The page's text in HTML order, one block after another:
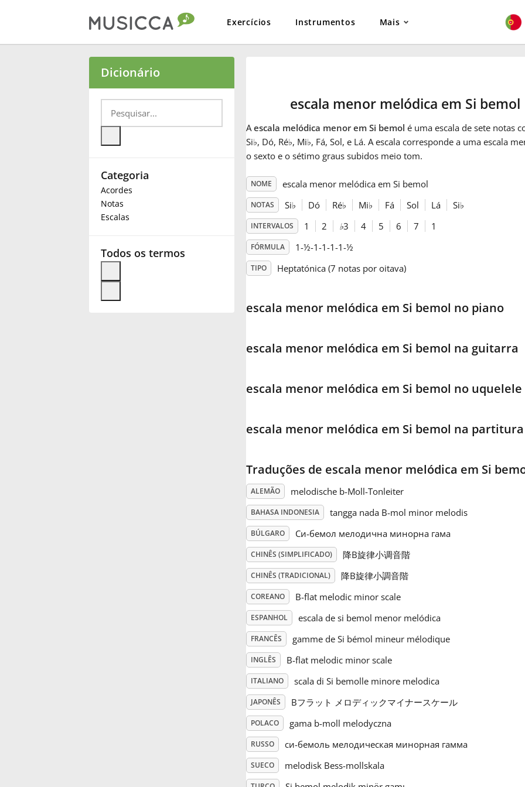
Exercícios Instrumentos Mais
Български
Deutsch
Français
Dicionário
Categoria
Acordes
Notas
Escalas
Todos os termos
escala menor melódica em Si bemol
Aescala melódica menor em Si bemol é uma escala de sete notas
Si♭, Dó, Ré♭, Mi♭, Fá, Sol, e Lá. A escala corresponde a uma escala
o sexto e o sétimo graus subidos meio tom.
NOME escala menor melódica em Si bemol
NOTAS Si♭ Dó Ré♭ Mi♭ Fá Sol Lá Si♭
INTERVALOS 1 2 ♭3 4 5 6 7 1
FÓRMULA 1-½-1-1-1-1-½
TIPO Heptatónica (7 notas por oitava)
escala menor melódica em Si bemol no piano
escala menor melódica em Si bemol na guitarra
escala menor melódica em Si bemol no uquelele
escala menor melódica em Si bemol na partitura
Traduções de escala menor melódica em Si
ALEMÃO melodische b-Moll-Tonleiter
BAHASA INDONESIA tangga nada B-mol minor melodis
BÚLGARO Си-бемол мелодична минорна гама
CHINÊS (SIMPLIFICADO) 降B旋律小调音階
CHINÊS (TRADICIONAL) 降B旋律小調音階
COREANO B-flat melodic minor scale
ESPANHOL escala de si bemol menor melódica
FRANCÊS gamme de Si bémol mineur mélodique
INGLÊS B-flat melodic minor scale
ITALIANO scala di Si bemolle minore melodica
JAPONÊS Bフラット メロディックマイナースケール
POLACO gama b-moll melodyczna
RUSSO си-бемоль мелодическая минорная гамма
SUECO melodisk Bess-mollskala